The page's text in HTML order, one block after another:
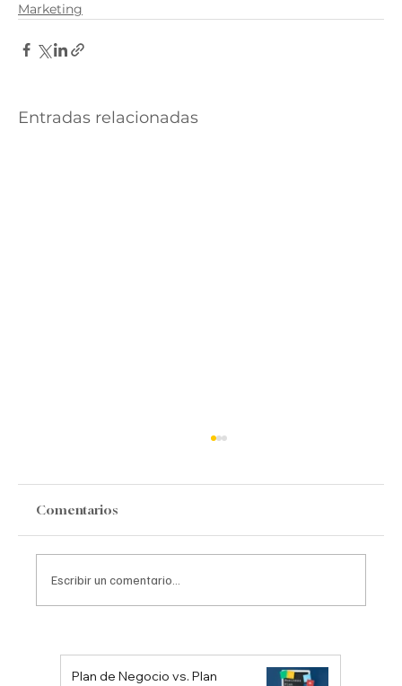
Marketing
Entradas relacionadas
Comentarios
Escribir un comentario...
Plan de Negocio vs. Plan